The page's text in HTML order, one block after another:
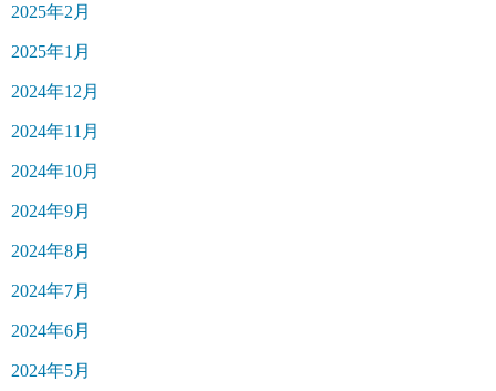
2025年2月
2025年1月
2024年12月
2024年11月
2024年10月
2024年9月
2024年8月
2024年7月
2024年6月
2024年5月